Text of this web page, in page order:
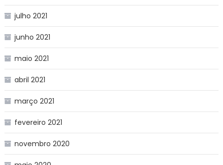
julho 2021
junho 2021
maio 2021
abril 2021
março 2021
fevereiro 2021
novembro 2020